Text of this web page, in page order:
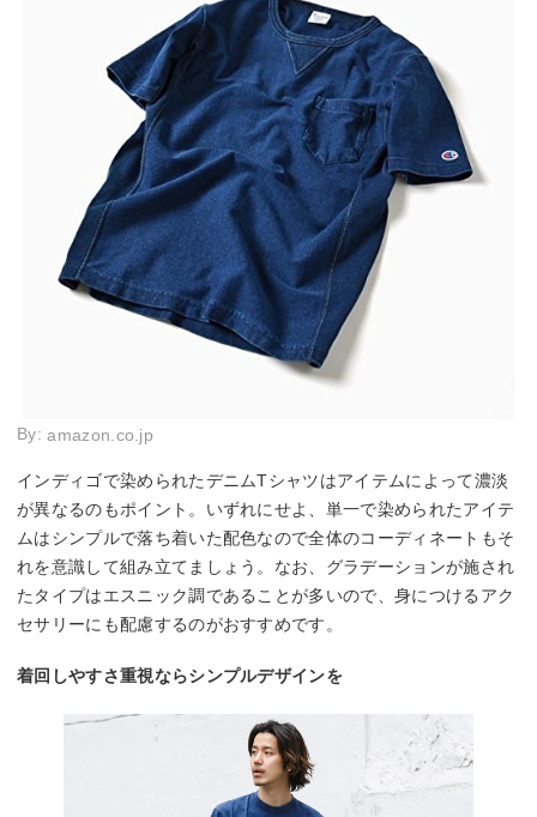
By:amazon.co.jp
インディゴで染められたデニムTシャツはアイテムによって濃淡
が異なるのもポイント。いずれにせよ、単一で染められたアイテ
ムはシンプルで落ち着いた配色なので全体のコーディネートもそ
れを意識して組み立てましょう。なお、グラデーションが施され
たタイプはエスニック調であることが多いので、身につけるアク
セサリーにも配慮するのがおすすめです。
着回しやすさ重視ならシンプルデザインを